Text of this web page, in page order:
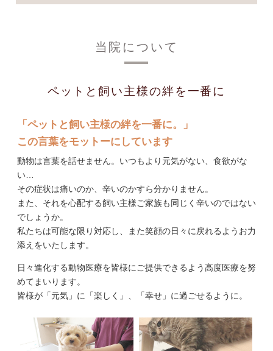
当院について
ペットと飼い主様の絆を一番に
「ペットと飼い主様の絆を一番に。」
この言葉をモットーにしています
動物は言葉を話せません。いつもより元気がない、食欲がな
い…
その症状は痛いのか、辛いのかすら分かりません。
また、それを心配する飼い主様ご家族も同じく辛いのではない
でしょうか。
私たちは可能な限り対応し、また笑顔の日々に戻れるようお力
添えをいたします。
日々進化する動物医療を皆様にご提供できるよう高度医療を努
めてまいります。
皆様が「元気」に「楽しく」、「幸せ」に過ごせるように。